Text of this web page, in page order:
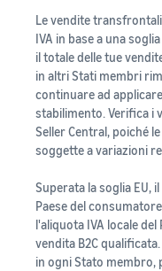
Le vendite
IVA in base a una
il totale delle tue
in altri Stati membri
continuare ad
stabilimento. Verifica i
Seller Central, poiché
soggette a variazioni
Superata la soglia EU,
Paese del
l'aliquota IVA locale
vendita B2C
in ogni Stato membro,